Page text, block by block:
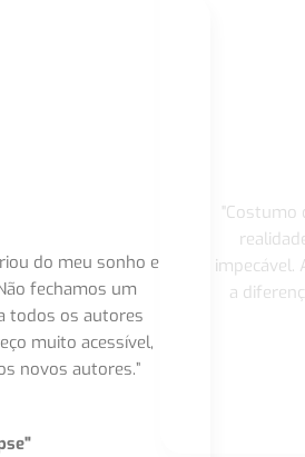
do meu sonho e
fechamos um
todos os autores
muito acessível,
novos autores.”
"Costumo
impecável.
a